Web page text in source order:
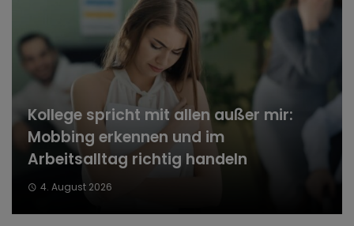
Kollege spricht mit allen außer mir:
Mobbing erkennen und im
Arbeitsalltag richtig handeln
4. August 2026